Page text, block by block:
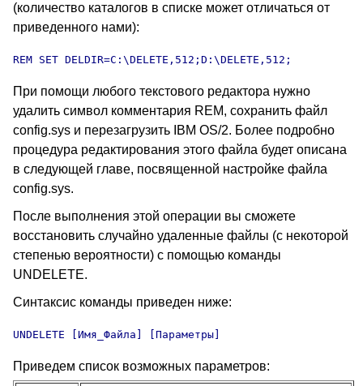
(количество каталогов в списке может отличаться от
приведенного нами):
REM SET DELDIR=C:\DELETE,512;D:\DELETE,512;
При помощи любого текстового редактора нужно
удалить символ комментария REM, сохранить файл
config.sys и перезагрузить IBM OS/2. Более подробно
процедура редактирования этого файла будет описана
в следующей главе, посвященной настройке файла
config.sys.
После выполнения этой операции вы сможете
восстановить случайно удаленные файлы (с некоторой
степенью вероятности) с помощью команды
UNDELETE.
Синтаксис команды приведен ниже:
UNDELETE [Имя_Файла] [Параметры]
Приведем список возможных параметров: